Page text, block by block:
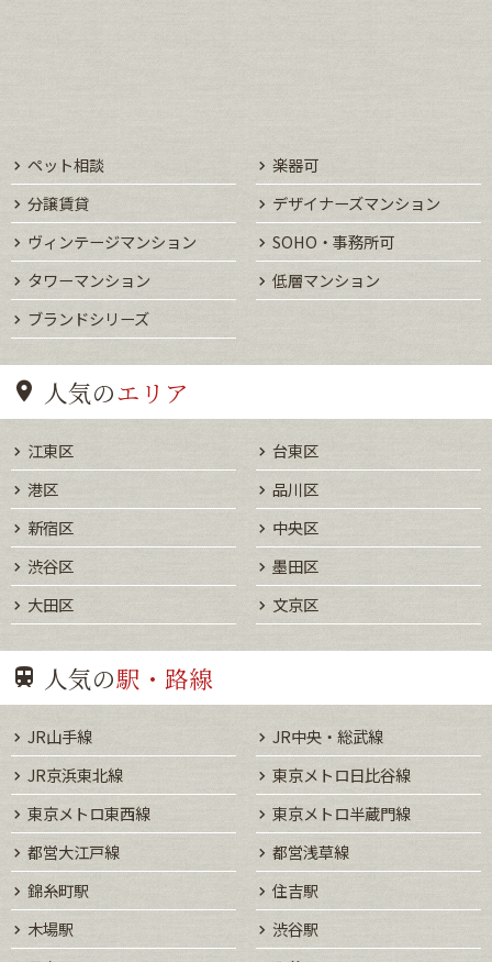
ペット相談
楽器可
分譲賃貸
デザイナーズマンション
ヴィンテージマンション
SOHO・事務所可
タワーマンション
低層マンション
ブランドシリーズ
人気のエリア
江東区
台東区
港区
品川区
新宿区
中央区
渋谷区
墨田区
大田区
文京区
人気の駅・路線
JR山手線
JR中央・総武線
JR京浜東北線
東京メトロ日比谷線
東京メトロ東西線
東京メトロ半蔵門線
都営大江戸線
都営浅草線
錦糸町駅
住吉駅
木場駅
渋谷駅